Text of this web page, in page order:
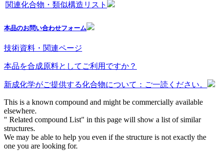
関連化合物・類似構造リスト
本品のお問い合わせフォーム
技術資料・関連ページ
本品を合成原料としてご利用ですか？
新成化学がご提供する化合物について：ご一読ください。
This is a known compound and might be commercially available
elsewhere.
" Related compound List" in this page will show a list of similar
structures.
We may be able to help you even if the structure is not exactly the
one you are looking for.